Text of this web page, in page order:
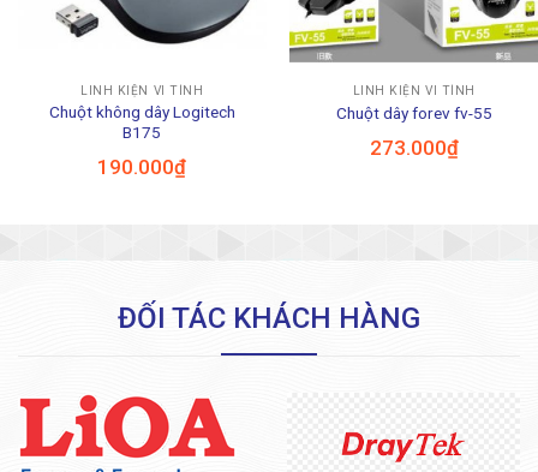
LINH KIỆN VI TÍNH
Chuột không dây Logitech
B175
190.000₫
LINH KIỆN VI TÍNH
Chuột dây forev fv-55
273.000₫
ĐỐI TÁC KHÁCH HÀNG